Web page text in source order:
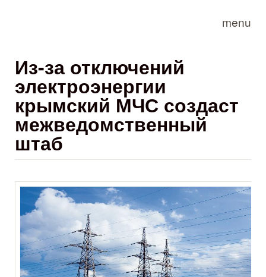
menu
Из-за отключений
электроэнергии
крымский МЧС создаст
межведомственный
штаб